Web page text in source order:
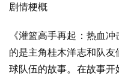
剧情梗概
《灌篮高手再起：热血
的是主角桂木洋志和队
球队伍的故事。在故事